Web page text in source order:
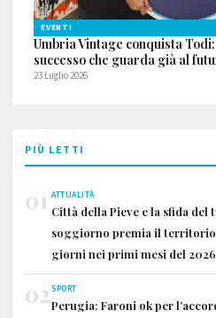
EVENTI
Umbria Vintage conquista
successo che guarda già al
23 Luglio 2026
PIÙ LETTI
01 ATTUALITÀ
Città della Pieve e la sfida
soggiorno premia il territorio.
giorni nei primi mesi del 2026
02SPORT
Perugia: Faroni ok per